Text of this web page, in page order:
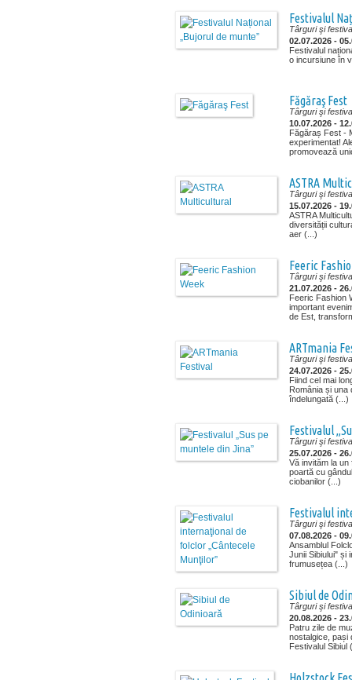
Festivalul
Târguri şi
02.07.2026 -
Festivalul
o incursiune în
Făgăraş Fest
Târguri şi
10.07.2026 -
Făgăraș Fest -
experimentat!
promovează
ASTRA
Târguri şi
15.07.2026 -
ASTRA
diversității
aer (...)
Feeric
Târguri şi
21.07.2026 -
Feeric Fashion
important
de Est,
ARTmania
Târguri şi
24.07.2026 -
Fiind cel mai
România și una
îndelungată (...)
Festivalul
Târguri şi
25.07.2026 -
Vă invităm la
poartă cu
ciobanilor (...)
Festivalul
Târguri şi
07.08.2026 -
Ansamblul
Junii Sibiului" și
frumusețea (...)
Sibiul de
Târguri şi
20.08.2026 -
Patru zile de
nostalgice, pași
Festivalul Sibiul